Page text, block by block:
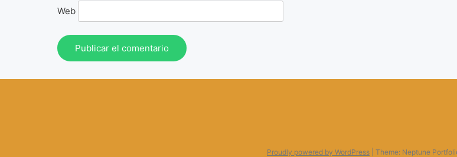
Web
Proudly powered by WordPress Theme: Neptune